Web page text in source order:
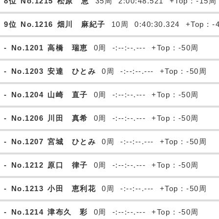
9位 No.1216 畑川 麻紀子 10周 0:40:30.324 +Top : -
- No.1201 高橋 瑞恵 0周 -:--:--.--- +Top : -50周
- No.1203 安達 ひとみ 0周 -:--:--.--- +Top : -50周
- No.1204 山崎 直子 0周 -:--:--.--- +Top : -50周
- No.1206 川田 真希 0周 -:--:--.--- +Top : -50周
- No.1207 宮城 ひとみ 0周 -:--:--.--- +Top : -50周
- No.1212 原口 律子 0周 -:--:--.--- +Top : -50周
- No.1213 小田 恵利花 0周 -:--:--.--- +Top : -50周
- No.1214 津布久 彩 0周 -:--:--.--- +Top : -50周